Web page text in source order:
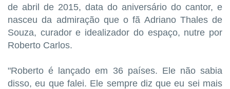
de abril de 2015, data do aniversário do cantor, e
nasceu da admiração que o fã Adriano Thales de
Souza, curador e idealizador do espaço, nutre por
Roberto Carlos.
"Roberto é lançado em 36 países. Ele não sabia
disso, eu que falei. Ele sempre diz que eu sei mais